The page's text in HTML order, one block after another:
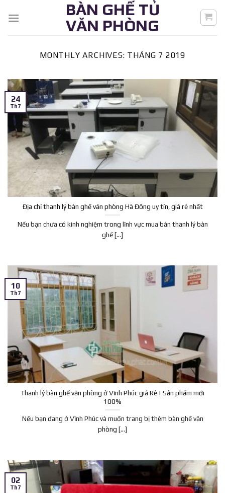
BÀN GHẾ TỦ
VĂN PHÒNG
MONTHLY ARCHIVES: THÁNG 7 2019
Địa chỉ thanh lý bàn ghế văn phòng Hà Đông uy tín, giá rẻ nhất
Nếu bạn chưa có kinh nghiệm trong lĩnh vực mua bán thanh lý bàn
ghế [...]
24
Th7
Thanh lý bàn ghế văn phòng ở Vĩnh Phúc giá Rẻ | Sản phẩm mới
100%
Nếu bạn đang ở Vĩnh Phúc và muốn trang bị thêm bàn ghế văn
phòng [...]
10
Th7
02
Th7